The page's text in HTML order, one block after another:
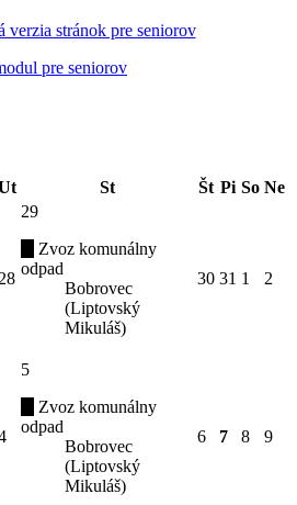
verzia stránok pre seniorov
St Št Pi So Ne
28
29
Zvoz komunálny
odpad
Bobrovec
(Liptovský
Mikuláš)
30 31 1 2
5
Zvoz komunálny
odpad
Bobrovec
(Liptovský
Mikuláš)
6 7 8 9